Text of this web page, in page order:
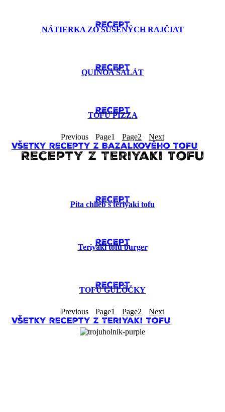
RECEPT
NÁTIERKA ZO SUŠENÝCH RAJČIAT
RECEPT
QUINOA ŠALÁT
RECEPT
TOFU PIZZA
Previous Page1 Page2 Next
Všetky recepty z Bazalkového Tofu
Recepty z Teriyaki Tofu
RECEPT
Pita chlieb s teriyaki tofu
RECEPT
Teriyaki tofu burger
RECEPT
TOFU GUĽÔČKY
Previous Page1 Page2 Next
Všetky recepty z Teriyaki Tofu